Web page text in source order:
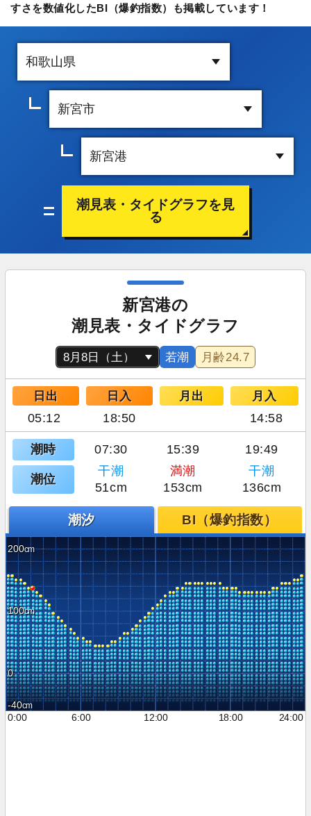
すさを数値化したBI（爆釣指数）も掲載しています！
潮見表・タイドグラフを見
る
新宮港の
潮見表・タイドグラフ
若潮 月齢24.7
日出 日入 月出 月入
05:12 18:50 14:58
潮時 07:30 15:39 19:49
潮位
干潮 満潮
干潮
51cm
153cm 136cm
潮汐 BI（爆釣指数）
200
100
0
-40
0:00
6:00 12:00 18:00 24:00